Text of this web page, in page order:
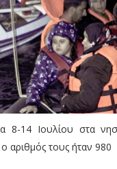
8-14 Ιουλίου στα
αριθμός τους ήταν 980